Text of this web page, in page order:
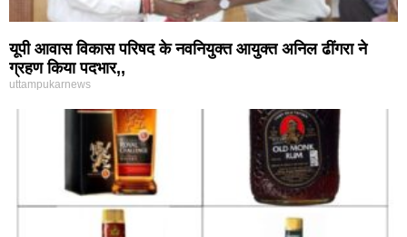
यूपी आवास विकास परिषद के नवनियुक्त आयुक्त अनिल ढींगरा ने
ग्रहण किया पदभार,,
uttampukarnews